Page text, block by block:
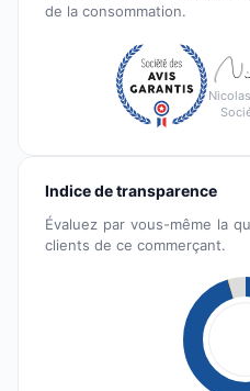
de la consommation.
Indice de transparence
Évaluez par vous-même la
clients de ce commerçant.